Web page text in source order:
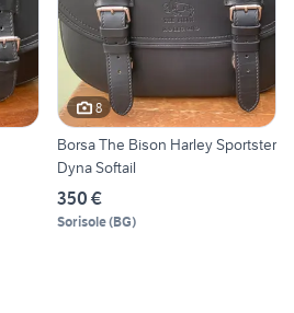
8
Borsa The Bison Harley Sportster
Dyna Softail
350 €
Sorisole(BG)